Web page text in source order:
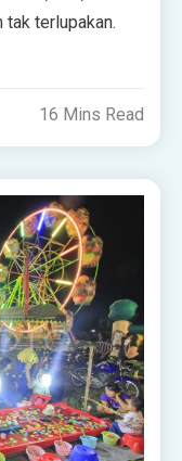
tak terlupakan.
16 Mins Read